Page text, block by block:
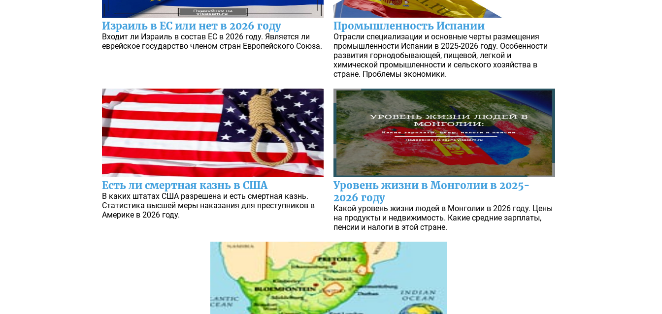
Израиль в ЕС или нет в 2026 году
Входит ли Израиль в состав ЕС в 2026 году. Является ли
еврейское государство членом стран Европейского Союза.
Промышленность Испании
Отрасли специализации и основные черты размещения
промышленности Испании в 2025-2026 году. Особенности
развития горнодобывающей, пищевой, легкой и
химической промышленности и сельского хозяйства в
стране. Проблемы экономики.
Есть ли смертная казнь в США
В каких штатах США разрешена и есть смертная казнь.
Статистика высшей меры наказания для преступников в
Америке в 2026 году.
Уровень жизни в Монголии в 2025-
2026 году
Какой уровень жизни людей в Монголии в 2026 году. Цены
на продукты и недвижимость. Какие средние зарплаты,
пенсии и налоги в этой стране.